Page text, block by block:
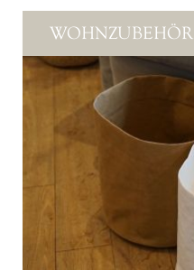
WOHNZUBEHÖR